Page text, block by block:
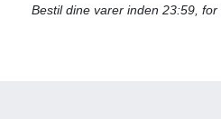
Bestil dine varer inden 23:59,